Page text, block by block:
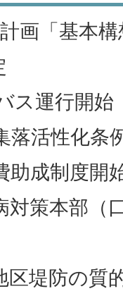
画「基本
ス運行開始
性化条
制度開始
対策本部（
区堤防の質